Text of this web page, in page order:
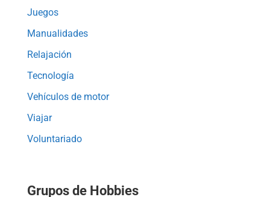
Juegos
Manualidades
Relajación
Tecnología
Vehículos de motor
Viajar
Voluntariado
Grupos de Hobbies